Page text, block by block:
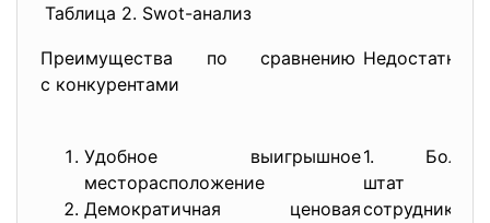
Таблица 2. Swot-анализ
Преимущества по сравнению
с конкурентами
Недостатки
Удобное выигрышное
месторасположение
Демократичная ценовая
1.
штат
сотрудников